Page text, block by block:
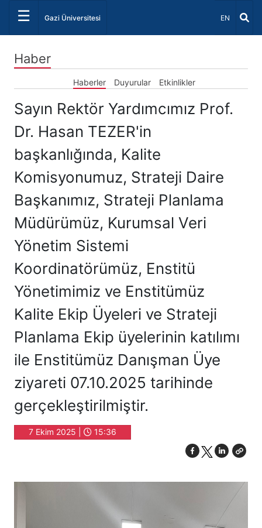
☰ Gazi Üniversitesi Dil Seçiniz
EN
Haber
Haberler Duyurular Etkinlikler
Sayın Rektör Yardımcımız Prof.
Dr. Hasan TEZER'in
başkanlığında, Kalite
Komisyonumuz, Strateji Daire
Başkanımız, Strateji Planlama
Müdürümüz, Kurumsal Veri
Yönetim Sistemi
Koordinatörümüz, Enstitü
Yönetimimiz ve Enstitümüz
Kalite Ekip Üyeleri ve Strateji
Planlama Ekip üyelerinin katılımı
ile Enstitümüz Danışman Üye
ziyareti 07.10.2025 tarihinde
gerçekleştirilmiştir.
7 Ekim 2025 | 15:36